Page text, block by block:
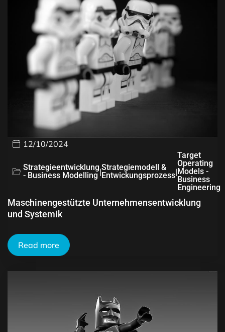
12/10/2024
Strategieentwicklung
- Business Modelling |Strategiemodell &
Entwickungsprozess|
Target
Operating
Models -
Business
Engineering
Maschinengestützte Unternehmensentwicklung
und Systemik
Read more